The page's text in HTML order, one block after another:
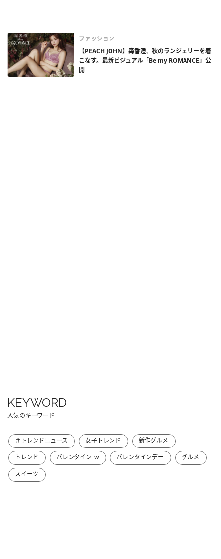
ファッション
【PEACH JOHN】森香澄、秋のランジェリーを着
こなす。最新ビジュアル「Be my ROMANCE」公
開
KEYWORD
人気のキーワード
＃トレンドニュース 女子トレンド
新作グルメ
トレンド
バレンタイン_w バレンタインデー
グルメ
スイーツ